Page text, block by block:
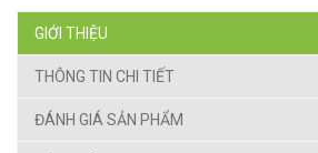
GIỚI THIỆU
THÔNG TIN CHI TIẾT
ĐÁNH GIÁ SẢN PHẨM